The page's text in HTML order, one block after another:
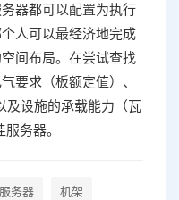
器都可以配置为执行
人可以最经济地完成
间布局。在尝试查找
要求（板额定值）、
及设施的承载能力（瓦
务器。
服务器 机架